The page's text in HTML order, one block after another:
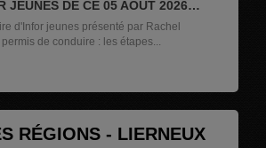
JEUNES DE CE 05 AOÛT 2026
d'Infor jeunes présenté par Rachel
de conduire : les étapes...
RÉGIONS - LIERNEUX